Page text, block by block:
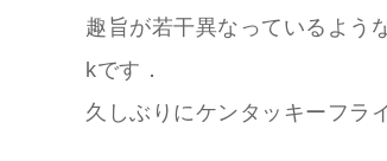
趣旨が若干異なっているよう
kです．
久しぶりにケンタッキーフラ